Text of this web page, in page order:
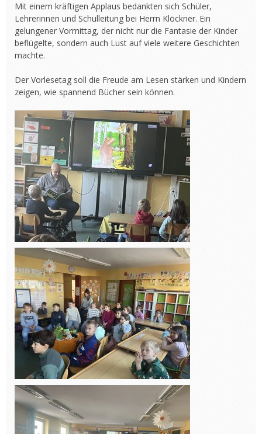
Mit einem kräftigen Applaus bedankten sich Schüler,
Lehrerinnen und Schulleitung bei Herrn Klöckner. Ein
gelungener Vormittag, der nicht nur die Fantasie der Kinder
beflügelte, sondern auch Lust auf viele weitere Geschichten
machte.
Der Vorlesetag soll die Freude am Lesen stärken und Kindern
zeigen, wie spannend Bücher sein können.